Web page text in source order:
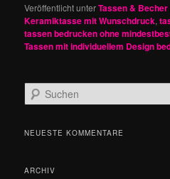
Veröffentlicht unterTassen & Becher
Keramiktasse mit Wunschdruck,
tassen bedrucken ohne
Tassen mit individuellem Design
u
h
NEUESTE KOMMENTARE
ARCHIV